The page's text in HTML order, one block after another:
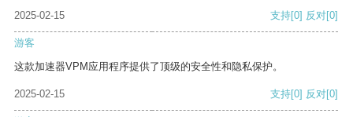
2025-02-15
支持[0] 反对[0]
游客
这款加速器VPM应用程序提供了顶级的安全性和隐私保护。
2025-02-15 支持[0] 反对[0]